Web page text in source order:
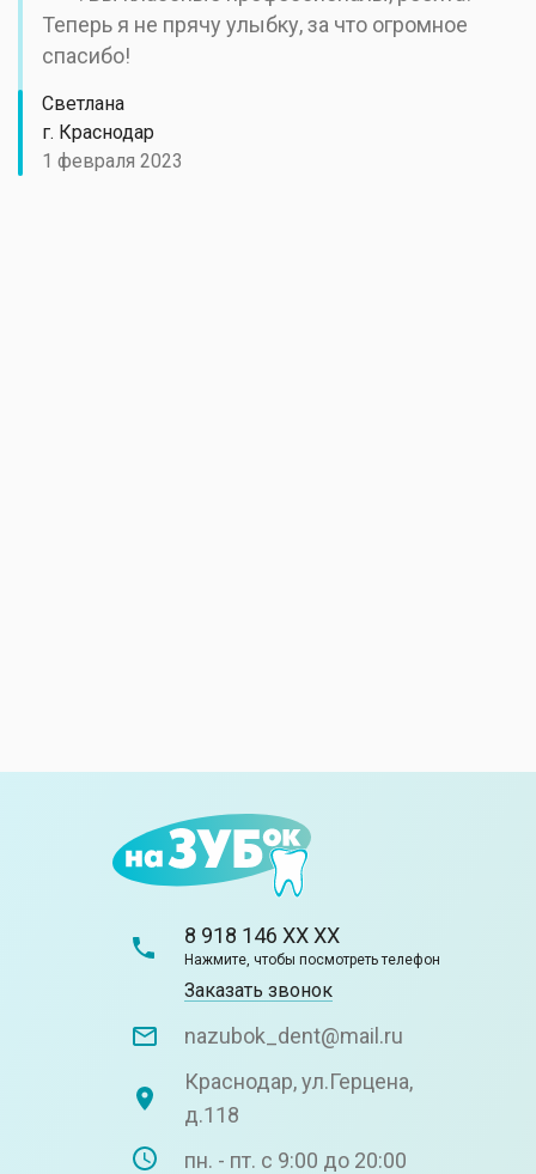
Теперь я не прячу улыбку, за что огромное
спасибо!
Светлана
г. Краснодар
1 февраля 2023
8 918 146 XX XX
Нажмите, чтобы посмотреть телефон
Заказать звонок
nazubok_dent@mail.ru
Краснодар, ул.Герцена,
д.118
пн. - пт. с 9:00 до 20:00